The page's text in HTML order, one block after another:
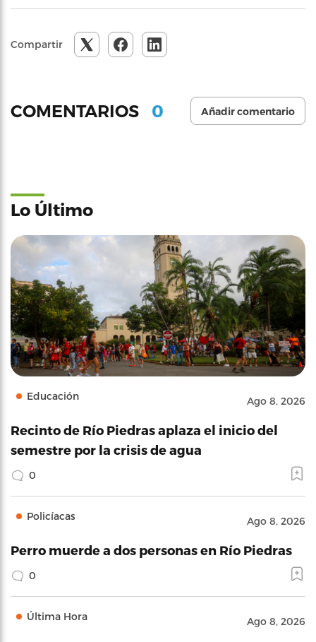
Compartir
COMENTARIOS 0 Añadir comentario
Lo Último
Educación Ago 8, 2026
Recinto de Río Piedras aplaza el inicio del
semestre por la crisis de agua
0
Policíacas Ago 8, 2026
Perro muerde a dos personas en Río Piedras
0
Última Hora Ago 8, 2026